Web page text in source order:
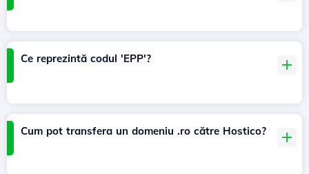
Ce reprezintă codul 'EPP'?
Cum pot transfera un domeniu .ro către Hostico?